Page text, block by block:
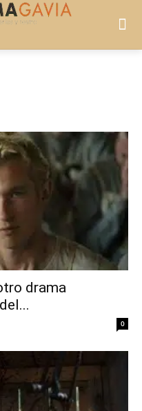
drama
0